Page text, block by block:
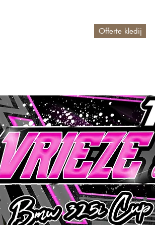
Offerte kledij